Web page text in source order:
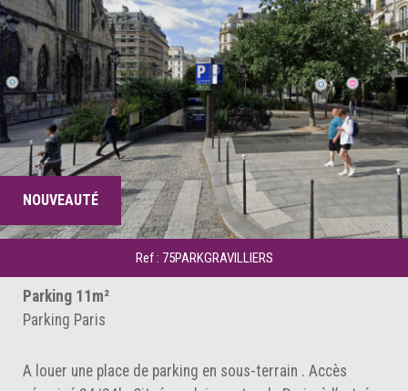
NOUVEAUTÉ
Ref : 75PARKGRAVILLIERS
Parking 11m²
Parking Paris
A louer une place de parking en sous-terrain . Accès